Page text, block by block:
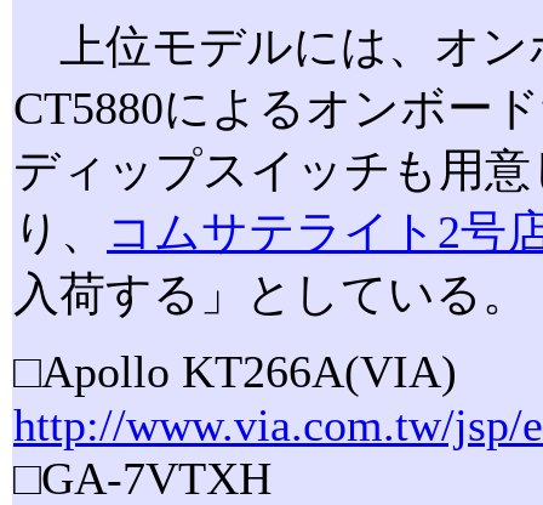
上位モデルには、オン
CT5880によるオンボー
ディップスイッチも用
り、
コムサテライト2号
入荷する」としている。
□Apollo KT266A(VIA)
http://www.via.com.tw/jsp/
□GA-7VTXH